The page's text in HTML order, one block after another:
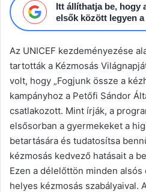
Itt állíthatja be, hogy
elsők között legyen
Az UNICEF kezdeményezése
tartották a Kézmosás
volt, hogy „Fogjunk össze a
kampányhoz a Petőfi Sándor
csatlakozott. Mint írják, a
elsősorban a gyermekeket a
betartására és tudatosítsa
kézmosás kedvező hatásait a
Ezen a délelőttön minden
helyes kézmosás szabályaival.